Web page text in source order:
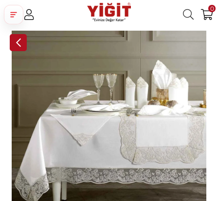
0
Üye Girişi Facebook İle Bağlan
Google İle Bağlan